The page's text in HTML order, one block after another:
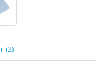
(2)